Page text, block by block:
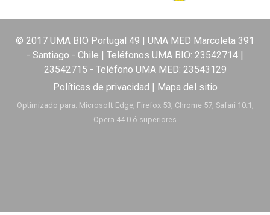
© 2017 UMA BIO Portugal 49 | UMA MED Marcoleta 391
- Santiago - Chile | Teléfonos UMA BIO: 23542714
23542715 - Teléfono UMA MED: 23543129
Políticas de privacidad
Mapa del sitio
Optimizado para: Microsoft Edge, Firefox 53, Chrome 57, Safari 10.1,
Opera 44.0 ó superiores